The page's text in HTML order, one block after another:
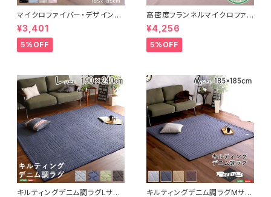
マイクロファイバー・デザインラ
グマットMサイズ（185×185cm）
洗えるラグマット 【WASHFA2】
FRG-D2-M
¥3,401
5%OFF
高密度フランネルマイクロファイ
バー・ラグマットLサイズ（200×2
50cm）洗えるラグマット｜ナル
トレア
¥4,256
5%OFF
キルティングデニム調ラグLサイ
キルティングデニム調ラグMサイ